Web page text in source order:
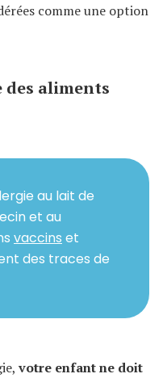
comme une option
des aliments
au lait de
et au
vaccins et
des traces de
votre enfant ne doit